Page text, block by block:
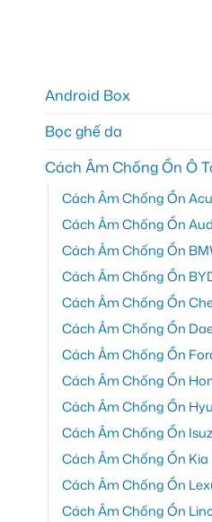
Android Box
Bọc ghế da
Cách Âm Chống Ồn Ô
Cách Âm Chống Ồn
Cách Âm Chống Ồn
Cách Âm Chống Ồn
Cách Âm Chống Ồn
Cách Âm Chống Ồn
Cách Âm Chống Ồn
Cách Âm Chống Ồn
Cách Âm Chống Ồn
Cách Âm Chống Ồn
Cách Âm Chống Ồn
Cách Âm Chống Ồn Kia
Cách Âm Chống Ồn
Cách Âm Chống Ồn